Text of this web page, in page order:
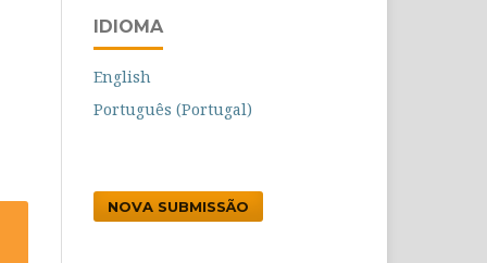
IDIOMA
English
Português (Portugal)
NOVA SUBMISSÃO